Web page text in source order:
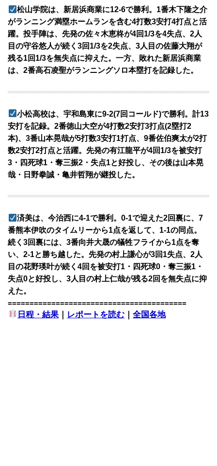
松山学院は、新居浜商業に12-6で勝利。1番木下隆之介
がランニング満塁ホームランを含む4打数3安打4打点と活
躍。投手陣は、先発の佐々木恵柊が4回1/3を4失点、2人
目の守谷悠人が続く3回1/3を2失点、3人目の佐藤大翔が
残る1回1/3を無失点に抑えた。一方、敗れた新居浜商業
は、2番高石凌聖がランニングソロ本塁打を記録した。
小松高校は、宇和島東に9-2(7回コールド)で勝利。計13
安打を記録。2番徳山大空が4打数2安打3打点(2塁打2
本)、3番山本晃哉が5打数3安打1打点、9番佐伯爽太が2打
数2安打2打点と活躍。先発の有江龍平が4回1/3を被安打
3・四死球1・奪三振2・失点1と好投し、その後は山本晃
哉・日野拳誠・亀井哲翔が継投した。
済美は、今治西に4-1で勝利。0-1で迎えた2回裏に、7
番熊本伊吹のタイムリーから1点を返して、1-1の同点。
続く3回裏には、3番向井大晟の犠牲フライから1点を奪
い、2-1と勝ち越した。先発の村上謙心が3回1失点、2人
目の花野瑛叶が続く4回を被安打1・四死球0・奪三振1・
失点0と好投し、3人目の村上仁哉が残る2回を無失点に抑
えた。
=========================================
日程・結果｜ レポートを読む ｜全国各地